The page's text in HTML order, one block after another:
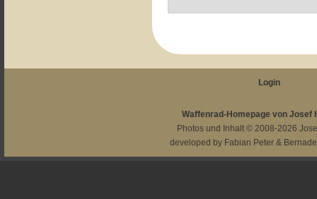
Login
Waffenrad-Homepage von Josef
Photos und Inhalt © 2008-2026
developed by Fabian Peter &